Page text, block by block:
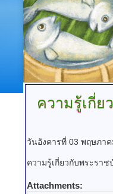
ความรู้เกี่
วันอังคารที่ 03 พฤษภาค
ความรู้เกี่ยวกับพระรา
Attachments: